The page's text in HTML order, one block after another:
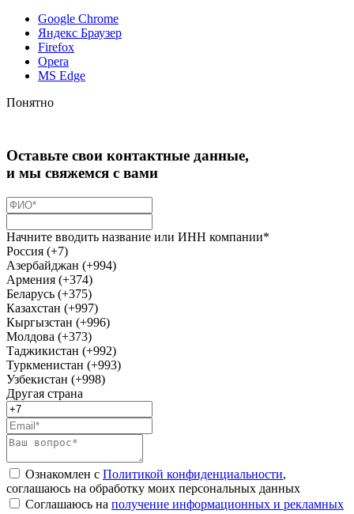
Google Chrome
Яндекс Браузер
Firefox
Opera
MS Edge
Понятно
Оставьте свои контактные данные,
и мы свяжемся с вами
Начните вводить название или ИНН компании*
Россия (+7)
Азербайджан (+994)
Армения (+374)
Беларусь (+375)
Казахстан (+997)
Кыргызстан (+996)
Молдова (+373)
Таджикистан (+992)
Туркменистан (+993)
Узбекистан (+998)
Другая страна
Ознакомлен с Политикой конфиденциальности,
соглашаюсь на обработку моих персональных данных
Соглашаюсь на получение информационных и рекламных